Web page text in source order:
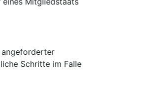
angeforderter
Schritte im Falle